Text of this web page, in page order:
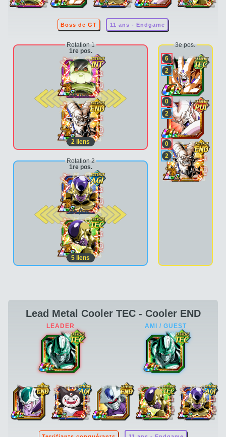
Boss de GT 11 ans - Endgame
Rotation 1
1re pos.
2e pos.
2 liens
Rotation 2
1re pos.
2e pos.
5 liens
3e pos.
6
2
0
2
0
2
Lead Metal Cooler TEC - Cooler END